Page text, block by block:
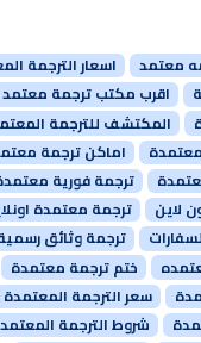
معتمد
اسعار الترجمة
اقرب مكتب ترجمة معتمد
المكتشف للترجمة
اماكن ترجمة
ترجمة فورية
لاين
ترجمة معتمدة
ترجمة وثائق
ختم ترجمة معتمدة
سعر الترجمة المعتمدة
شروط الترجمة